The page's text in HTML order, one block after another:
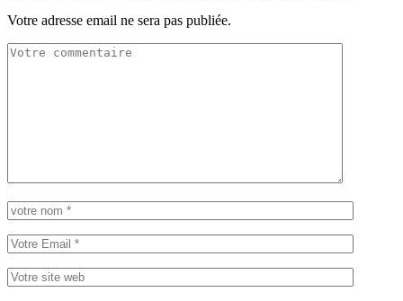
Votre adresse email ne sera pas publiée.